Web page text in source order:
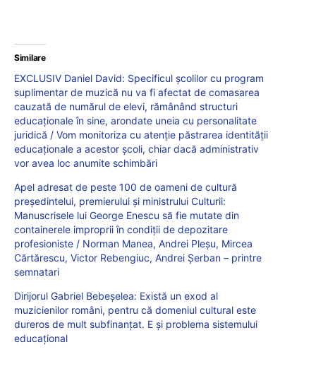
Similare
EXCLUSIV Daniel David: Specificul școlilor cu program
suplimentar de muzică nu va fi afectat de comasarea
cauzată de numărul de elevi, rămânând structuri
educaționale în sine, arondate uneia cu personalitate
juridică / Vom monitoriza cu atenție păstrarea identității
educaționale a acestor școli, chiar dacă administrativ
vor avea loc anumite schimbări
Apel adresat de peste 100 de oameni de cultură
președintelui, premierului și ministrului Culturii:
Manuscrisele lui George Enescu să fie mutate din
containerele improprii în condiții de depozitare
profesioniste / Norman Manea, Andrei Pleșu, Mircea
Cărtărescu, Victor Rebengiuc, Andrei Șerban – printre
semnatari
Dirijorul Gabriel Bebeșelea: Există un exod al
muzicienilor români, pentru că domeniul cultural este
dureros de mult subfinanțat. E și problema sistemului
educațional